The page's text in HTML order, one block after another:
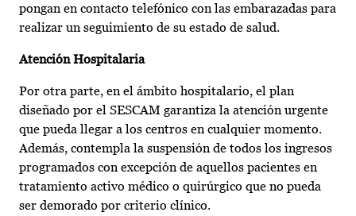
pongan en contacto telefónico con las embarazadas para
realizar un seguimiento de su estado de salud.
Atención Hospitalaria
Por otra parte, en el ámbito hospitalario, el plan
diseñado por el SESCAM garantiza la atención urgente
que pueda llegar a los centros en cualquier momento.
Además, contempla la suspensión de todos los ingresos
programados con excepción de aquellos pacientes en
tratamiento activo médico o quirúrgico que no pueda
ser demorado por criterio clínico.